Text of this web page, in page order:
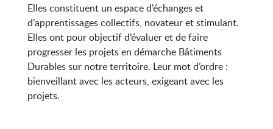
Elles constituent un espace d’échanges et
d’apprentissages collectifs, novateur et stimulant.
Elles ont pour objectif d’évaluer et de faire
progresser les projets en démarche Bâtiments
Durables sur notre territoire. Leur mot d’ordre :
bienveillant avec les acteurs, exigeant avec les
projets.